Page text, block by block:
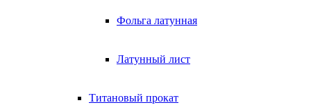
Фольга латунная
Латунный лист
Титановый прокат